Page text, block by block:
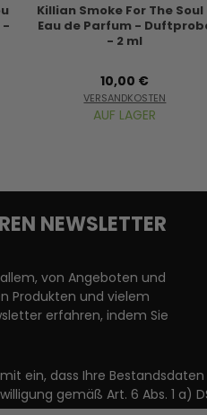
-
Killian Smoke For The Soul
Eau de Parfum -
- 2 ml
10,00 €
VERSANDKOSTEN
AUF LAGER
NEWSLETTER
von Angeboten und
Produkten und vielem
erfahren, indem Sie
ein, dass Ihre
gemäß Art. 6 Abs. 1 a)